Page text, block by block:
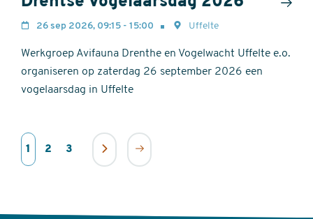
26 sep 2026, 09:15 - 15:00 Uffelte
Werkgroep Avifauna Drenthe en Vogelwacht Uffelte e.o.
organiseren op zaterdag 26 september 2026 een
vogelaarsdag in Uffelte
Paginering
Huidige
pagina
1 Page
2 Page
3 VolgendeLaatste